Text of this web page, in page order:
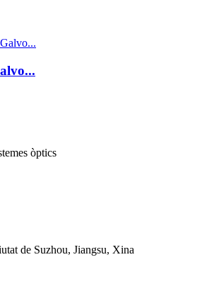
òptics
de Suzhou, Jiangsu, Xina